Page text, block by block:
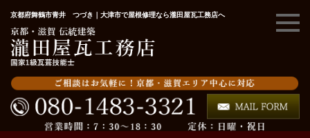
京都府舞鶴市青井 つづき｜大津市で屋根修理なら瀧田屋瓦工務店へ